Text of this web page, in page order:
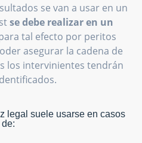
se van a usar en un
se debe realizar en un
tal efecto por peritos
asegurar la cadena de
los intervinientes tendrán
legal suele usarse en casos
de: